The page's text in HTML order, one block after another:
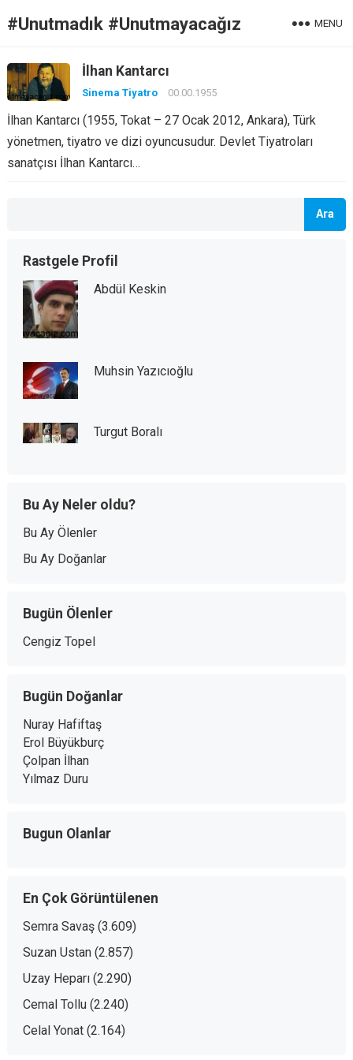
#Unutmadık #Unutmayacağız MENU
İlhan Kantarcı
Sinema Tiyatro 00.00.1955
İlhan Kantarcı (1955, Tokat – 27 Ocak 2012, Ankara), Türk
yönetmen, tiyatro ve dizi oyuncusudur. Devlet Tiyatroları
sanatçısı İlhan Kantarcı…
Ara
Rastgele Profil
Abdül Keskin
Muhsin Yazıcıoğlu
Turgut Boralı
Bu Ay Neler oldu?
Bu Ay Ölenler
Bu Ay Doğanlar
Bugün Ölenler
Cengiz Topel
Bugün Doğanlar
Nuray Hafiftaş
Erol Büyükburç
Çolpan İlhan
Yılmaz Duru
Bugun Olanlar
En Çok Görüntülenen
Semra Savaş (3.609)
Suzan Ustan (2.857)
Uzay Heparı (2.290)
Cemal Tollu (2.240)
Celal Yonat (2.164)